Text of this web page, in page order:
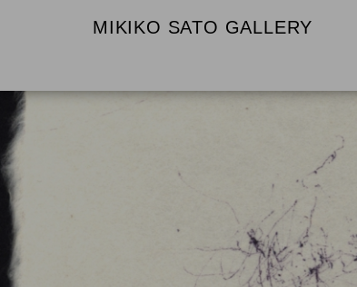
MIKIKO SATO GALLERY